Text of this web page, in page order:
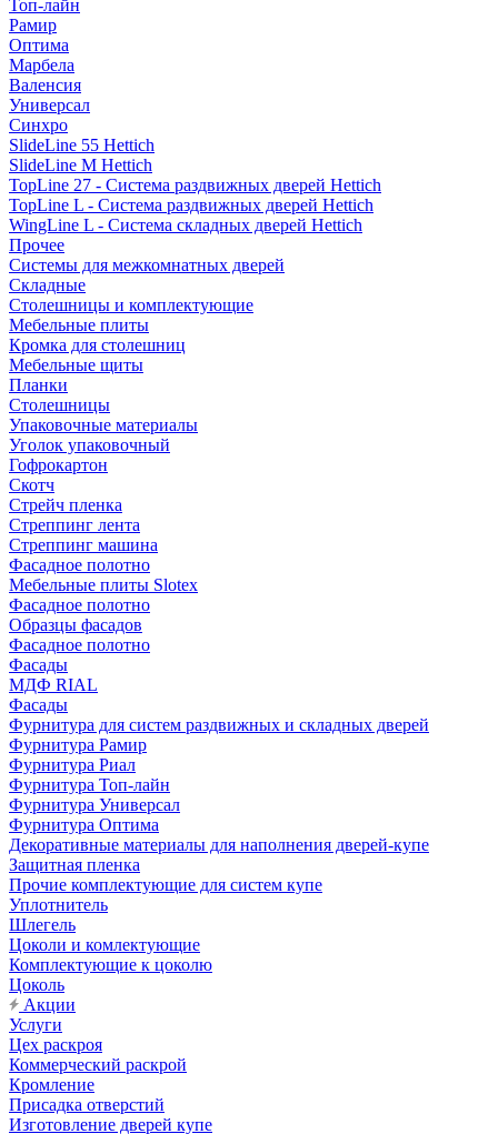
Топ-лайн
Рамир
Оптима
Марбела
Валенсия
Универсал
Синхро
SlideLine 55 Hettich
SlideLine M Hettich
TopLine 27 - Система раздвижных дверей Hettich
TopLine L - Система раздвижных дверей Hettich
WingLine L - Система складных дверей Hettich
Прочее
Системы для межкомнатных дверей
Складные
Столешницы и комплектующие
Мебельные плиты
Кромка для столешниц
Мебельные щиты
Планки
Столешницы
Упаковочные материалы
Уголок упаковочный
Гофрокартон
Скотч
Стрейч пленка
Стреппинг лента
Стреппинг машина
Фасадное полотно
Мебельные плиты Slotex
Фасадное полотно
Образцы фасадов
Фасадное полотно
Фасады
МДФ RIAL
Фасады
Фурнитура для систем раздвижных и складных дверей
Фурнитура Рамир
Фурнитура Риал
Фурнитура Топ-лайн
Фурнитура Универсал
Фурнитура Оптима
Декоративные материалы для наполнения дверей-купе
Защитная пленка
Прочие комплектующие для систем купе
Уплотнитель
Шлегель
Цоколи и комлектующие
Комплектующие к цоколю
Цоколь
Акции
Услуги
Цех раскроя
Коммерческий раскрой
Кромление
Присадка отверстий
Изготовление дверей купе